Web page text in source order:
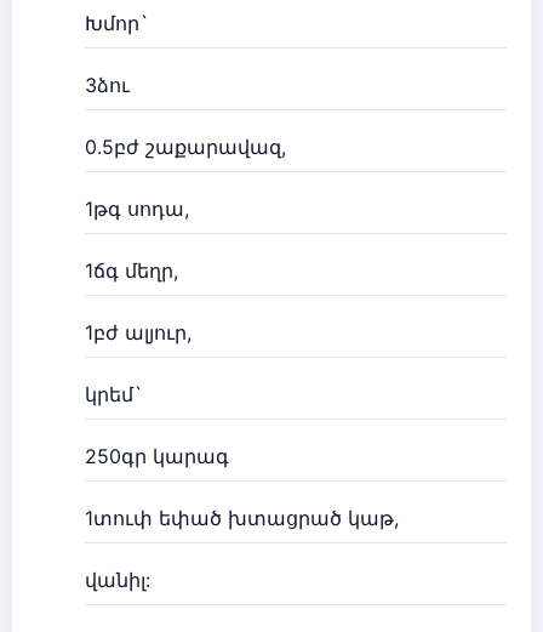
Խմոր`
3ձու
0.5բժ շաքարավազ,
1թգ սոդա,
1ճգ մեղր,
1բժ ալյուր,
կրեմ`
250գր կարագ
1տուփ եփած խտացրած կաթ,
վանիլ: